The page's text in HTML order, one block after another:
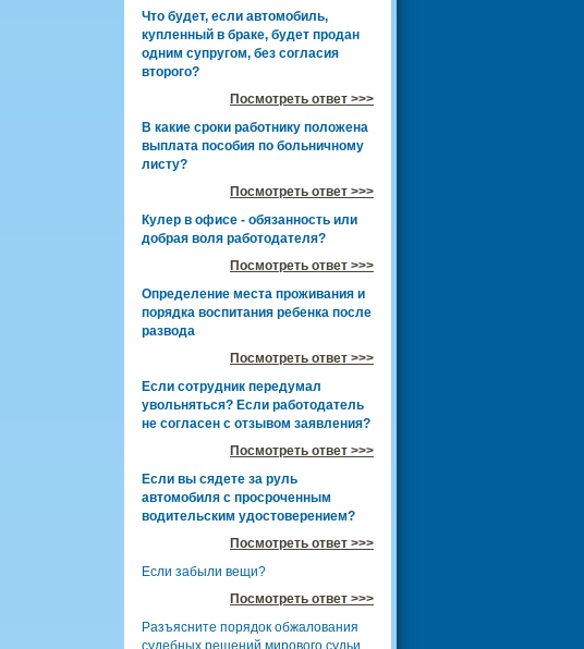
Что будет, если автомобиль,
купленный в браке, будет продан
одним супругом, без согласия
второго?
Посмотреть ответ >>>
В какие сроки работнику положена
выплата пособия по больничному
листу?
Посмотреть ответ >>>
Кулер в офисе - обязанность или
добрая воля работодателя?
Посмотреть ответ >>>
Определение места проживания и
порядка воспитания ребенка после
развода
Посмотреть ответ >>>
Если сотрудник передумал
увольняться? Если работодатель
не согласен с отзывом заявления?
Посмотреть ответ >>>
Если вы сядете за руль
автомобиля с просроченным
водительским удостоверением?
Посмотреть ответ >>>
Если забыли вещи?
Посмотреть ответ >>>
Разъясните порядок обжалования
судебных решений мирового судьи